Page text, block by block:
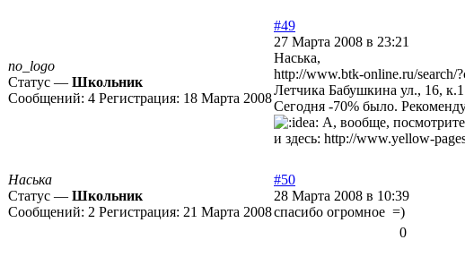
no_logo
Статус — Школьник
Сообщений: 4 Регистрация: 18 Марта 2008
#49
27 Марта 2008 в 23:21
Наська,
http://www.btk-online.ru/search/
Летчика Бабушкина ул., 16, к.1
Сегодня -70% было.
А, вообще, посмотрите
и здесь: http://www.yellow-
Наська
Статус — Школьник
Сообщений: 2 Регистрация: 21 Марта 2008
#50
28 Марта 2008 в 10:39
спасибо огромное =)
0